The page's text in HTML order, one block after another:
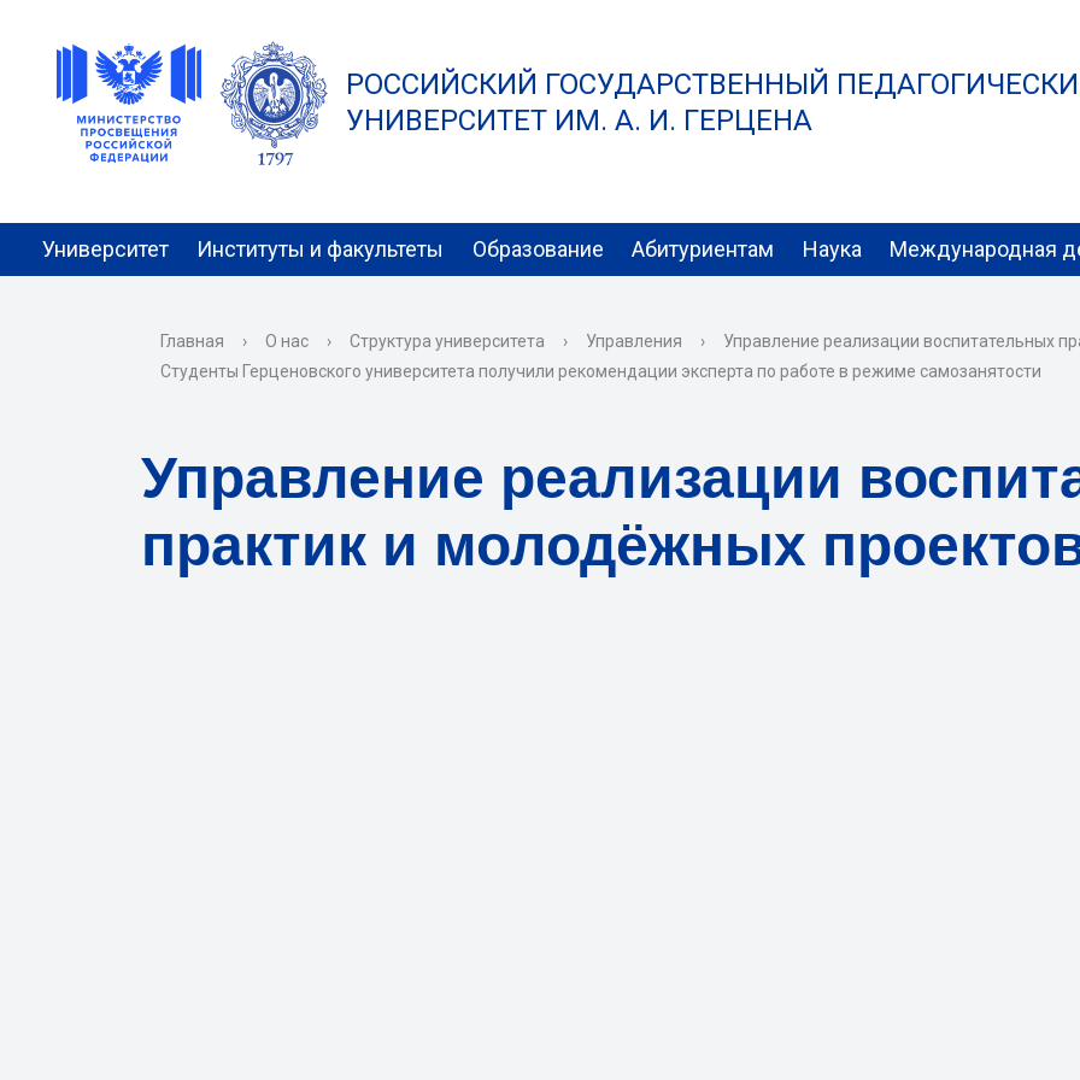
РОССИЙСКИЙ ГОСУДАРСТВЕННЫЙ
УНИВЕРСИТЕТ ИМ. А. И. ГЕРЦЕНА
Университет Институты и факультеты Образование Абитуриентам Наука Международная
Главная › О нас › Структура университета › Управления ›
Управление реализации воспитательных
Студенты Герценовского университета получили рекомендации эксперта по работе в режиме самозанятости
Управление реализации
практик и молодёжных